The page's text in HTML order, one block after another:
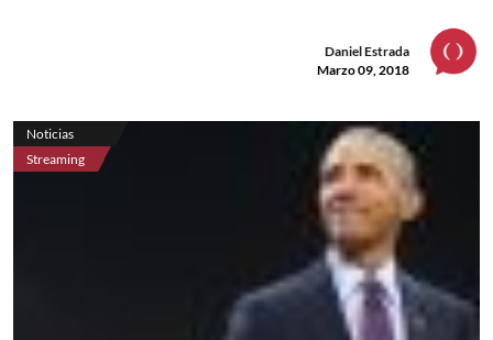
Daniel Estrada
Marzo 09, 2018
Noticias
Streaming